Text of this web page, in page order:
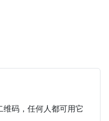
码，任何人都可用它